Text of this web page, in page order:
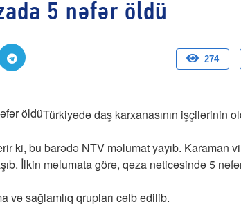
Olduğu kimi görünən
Paytaxta giriş vizası —
"Xoş gəldin, cibində
5 nəfər öldü
274
Türkiyədə daş karxanasının işçilərinin
ki, bu barədə NTV məlumat yayıb. Karaman
İlkin məlumata görə, qəza nəticəsində 5
və sağlamlıq qrupları cəlb edilib.